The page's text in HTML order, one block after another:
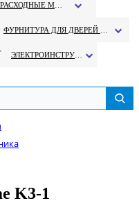
K3-1